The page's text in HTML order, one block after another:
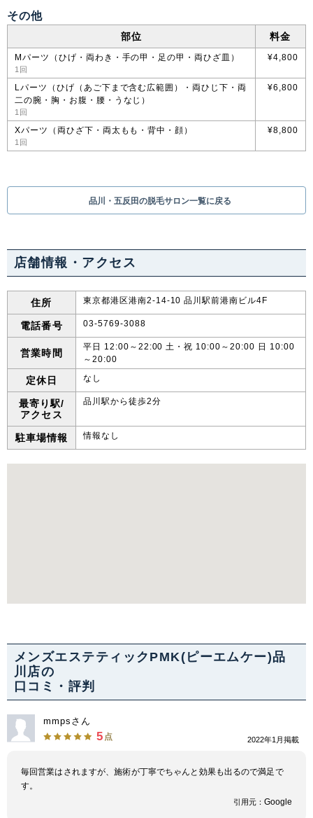
その他
部位 料金
Mパーツ（ひげ・両わき・手の甲・足の甲・両ひざ皿）
1回
¥4,800
Lパーツ（ひげ（あご下まで含む広範囲）・両ひじ下・両
二の腕・胸・お腹・腰・うなじ）
1回
¥6,800
Xパーツ（両ひざ下・両太もも・背中・顔）
1回
¥8,800
品川・五反田の脱毛サロン一覧に戻る
店舗情報・アクセス
住所 東京都港区港南2-14-10 品川駅前港南ビル4F
電話番号 03-5769-3088
営業時間
平日 12:00～22:00 土・祝 10:00～20:00 日 10:00
～20:00
定休日 なし
最寄り駅/
アクセス
品川駅から徒歩2分
駐車場情報 情報なし
メンズエステティックPMK(ピーエムケー)品
川店の
口コミ・評判
mmpsさん
5 点 2022年1月掲載
毎回営業はされますが、施術が丁寧でちゃんと効果も出るので満足で
す。
引用元： Google
高知県
九州・沖縄
福岡県 佐賀県 長崎県 熊本県
大分県